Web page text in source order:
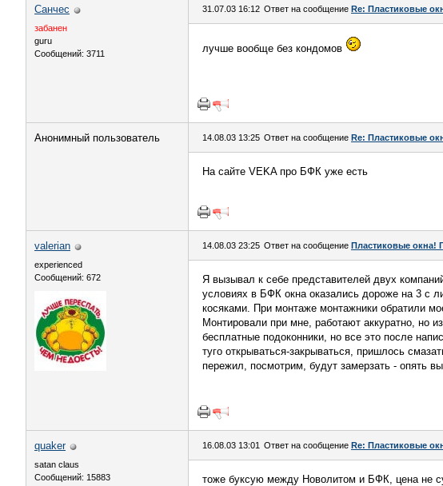
Санчес
забанен
guru
Сообщений: 3711
31.07.03 16:12 Ответ на сообщение Re: Пластиковые
лучше вообще без кондомов
Анонимный пользователь 14.08.03 13:25 Ответ на сообщение Re: Пластиковые
На сайте VEKA про БФК уже есть
valerian
experienced
Сообщений: 672
14.08.03 23:25 Ответ на сообщение Пластиковые окна!
Я вызывал к себе представителей двух
условиях в БФК окна оказались дороже на 3 с
косяками. При монтаже монтажники обратили
Монтировали при мне, работают аккуратно, но
бесплатные подоконники, но все это после
туго открываться-закрываться, пришлось
пережил, посмотрим, будут замерзать - опять
quaker
satan claus
Сообщений: 15883
16.08.03 13:01 Ответ на сообщение Re: Пластиковые
тоже буксую между Новолитом и БФК, цена не